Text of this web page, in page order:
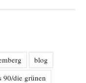
blog
90/die grünen